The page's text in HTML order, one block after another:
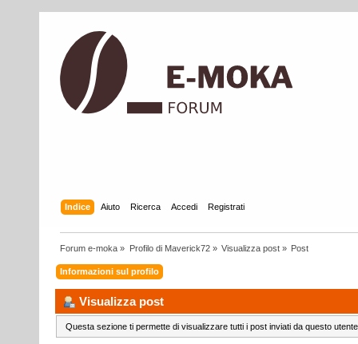
Indice Aiuto Ricerca Accedi Registrati
Forum e-moka » Profilo di Maverick72» Visualizza post» Post
Informazioni sul profilo
Visualizza post
Questa sezione ti permette di visualizzare tutti i post inviati da questo